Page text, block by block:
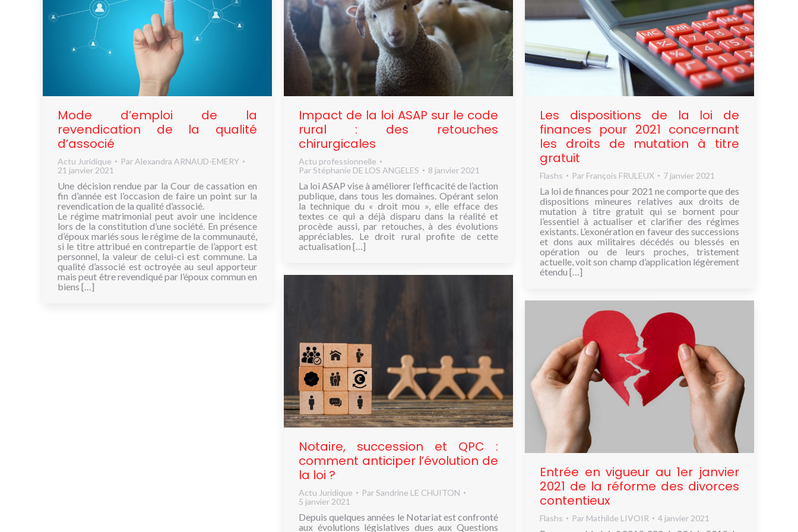
Mode d’emploi de la
revendication de la qualité
d’associé
Actu Juridique Par Alexandra ARNAUD-EMERY
21 janvier 2021
Une décision rendue par la Cour de cassation en
fin d’année est l’occasion de faire un point sur la
revendication de la qualité d’associé.
Le régime matrimonial peut avoir une incidence
lors de la constitution d’une société. En présence
d’époux mariés sous le régime de la communauté,
si le titre attribué en contrepartie de l’apport est
personnel, la valeur de celui-ci est commune. La
qualité d’associé est octroyée au seul apporteur
mais peut être revendiqué par l’époux commun en
biens […]
Impact de la loi ASAP sur le code
rural : des retouches
chirurgicales
Actu professionnelle
ParStéphanie DE LOS ANGELES 8 janvier 2021
La loi ASAP vise à améliorer l’efficacité de l’action
publique, dans tous les domaines. Opérant selon
la technique du « droit mou », elle efface des
textes ce qui a déjà disparu dans la réalité et
procède aussi, par retouches, à des évolutions
appréciables. Le droit rural profite de cette
actualisation […]
Les dispositions de la loi de
finances pour 2021 concernant
les droits de mutation à titre
gratuit
Flashs Par François FRULEUX 7 janvier 2021
La loi de finances pour 2021 ne comporte que des
dispositions mineures relatives aux droits de
mutation à titre gratuit qui se bornent pour
l’essentiel à actualiser et clarifier des régimes
existants. L’exonération en faveur des successions
et dons aux militaires décédés ou blessés en
opération ou de leurs proches, tristement
actuelle, voit son champ d’application légèrement
étendu […]
Notaire, succession et QPC :
comment anticiper l’évolution de
la loi ?
Actu Juridique ParSandrine LE CHUITON
5 janvier 2021
Depuis quelques années le Notariat est confronté
aux évolutions législatives dues aux Questions
Entrée en vigueur au 1er janvier
2021 de la réforme des divorces
contentieux
Flashs Par Mathilde LIVOIR 4 janvier 2021